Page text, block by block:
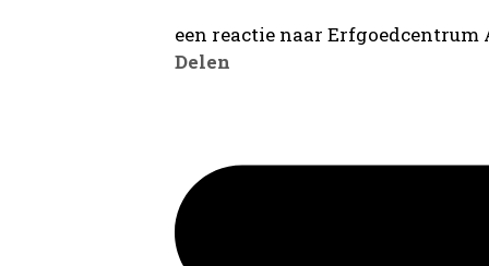
een reactie naar
Delen